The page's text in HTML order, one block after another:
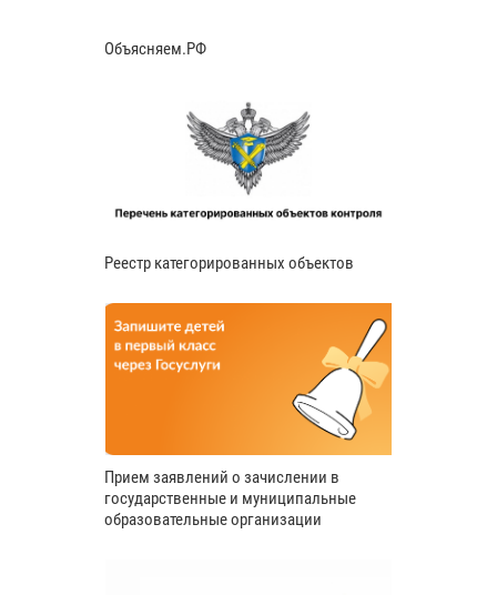
Объясняем.РФ
Реестр категорированных объектов
Прием заявлений о зачислении в
государственные и муниципальные
образовательные организации